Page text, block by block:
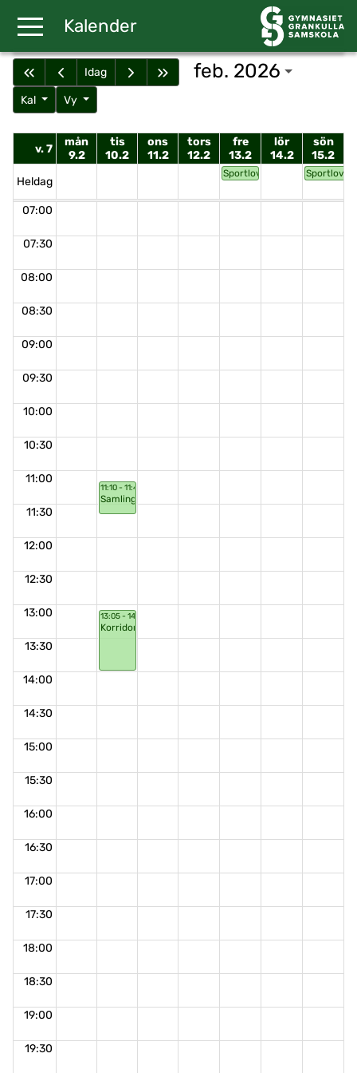
Kalender
Idag feb. 2026
Kal Vy
v. 7
mån
9.2
tis
10.2
ons
11.2
tors
12.2
fre
13.2
lör
14.2
sön
15.2
Heldag
Sportlov 14–22.2 Sportlov
07:00
07:30
08:00
08:30
09:00
09:30
10:00
10:30
11:00
11:30
12:00
12:30
13:00
13:30
14:00
14:30
15:00
15:30
16:00
16:30
17:00
17:30
18:00
18:30
19:00
19:30
11:10 - 11:40
Samling
13:05 - 14:00
Korridorsnack